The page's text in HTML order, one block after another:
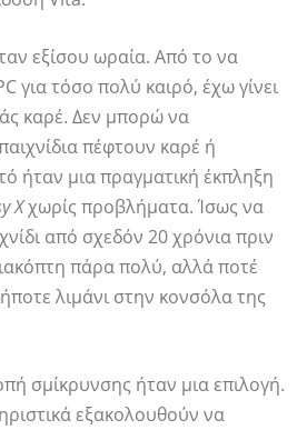
εξίσου ωραία. Από το να
για τόσο πολύ καιρό, έχω γίνει
καρέ. Δεν μπορώ να
πέφτουν καρέ ή
ήταν μια πραγματική έκπληξη
Xχωρίς προβλήματα. Ίσως να
από σχεδόν 20 χρόνια πριν
πάρα πολύ, αλλά ποτέ
λιμάνι στην κονσόλα της
σμίκρυνσης ήταν μια επιλογή.
εξακολουθούν να